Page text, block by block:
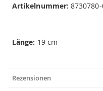
Artikelnummer: 8730780-
Länge: 19 cm
Rezensionen